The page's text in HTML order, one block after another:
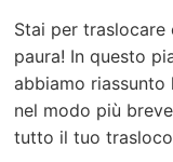
Stai per traslocare
paura! In questo
abbiamo riassunto
nel modo più
tutto il tuo trasloco